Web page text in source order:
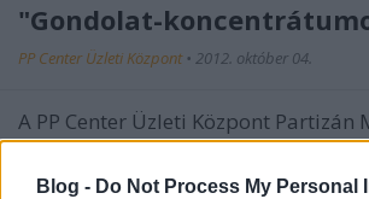
Blog - Do Not Process My Personal
"Gondolat-
PP Center Üzleti Központ • 2012. október 04.
A PP Center Üzleti Központ Partizán
Galéria Pályázat jóvoltából további
tehetséges művész jutott